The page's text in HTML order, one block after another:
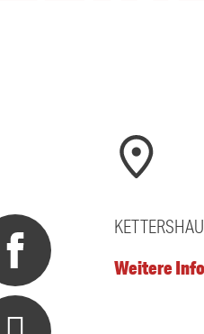
Weitere